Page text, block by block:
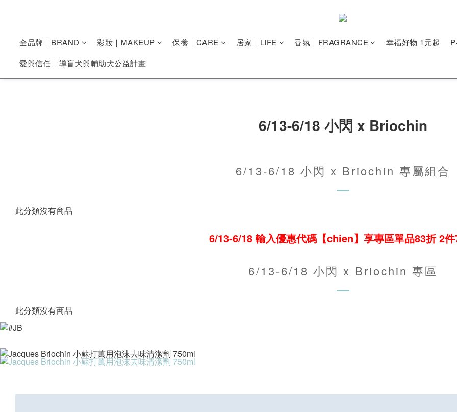
全品牌｜BRAND 彩妝｜MAKEUP 保養｜CARE 居家｜LIFE 香氛｜FRAGRANCE 幸福好物 1元起
愛與信任｜導盲犬與輔助犬公益計畫
6/13-6/18 小閃 x Briochin
6/13-6/18 小閃 x Briochin 專屬組合
此分類沒有商品
6/13-6/18 輸入優惠代碼【chien】享專區單品83折 2
6/13-6/18 小閃 x Briochin 專區
此分類沒有商品